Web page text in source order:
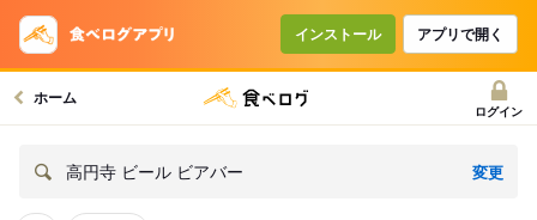
インストール アプリで開く
ホーム
ログイン
高円寺 ビール ビアバー 変更